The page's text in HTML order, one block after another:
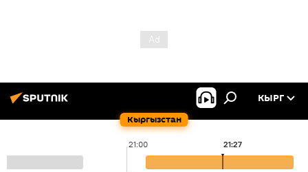
Кыргызстан
КЫРГ
21:00 21:27